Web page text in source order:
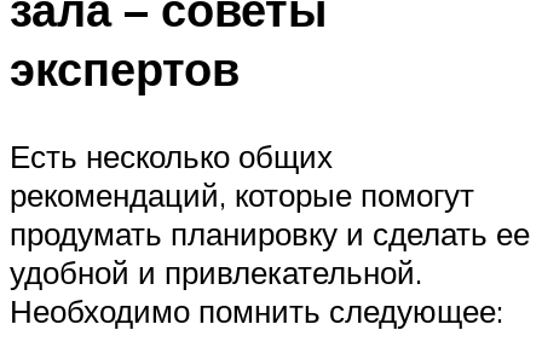
экспертов
Есть несколько общих
рекомендаций, которые помогут
продумать планировку и сделать ее
удобной и привлекательной.
Необходимо помнить следующее: